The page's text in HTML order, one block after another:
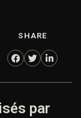
SHARE
par